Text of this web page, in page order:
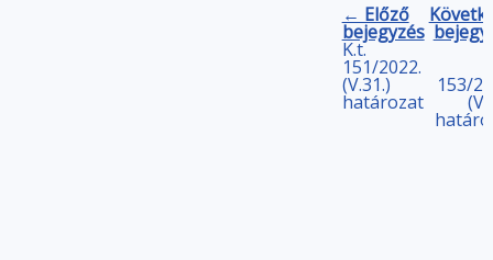
← Előző
bejegyzés
K.t.
151/2022.
(V.31.)
határozat
153/